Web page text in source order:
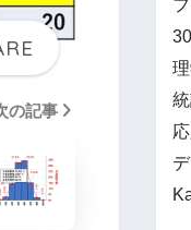
の記事